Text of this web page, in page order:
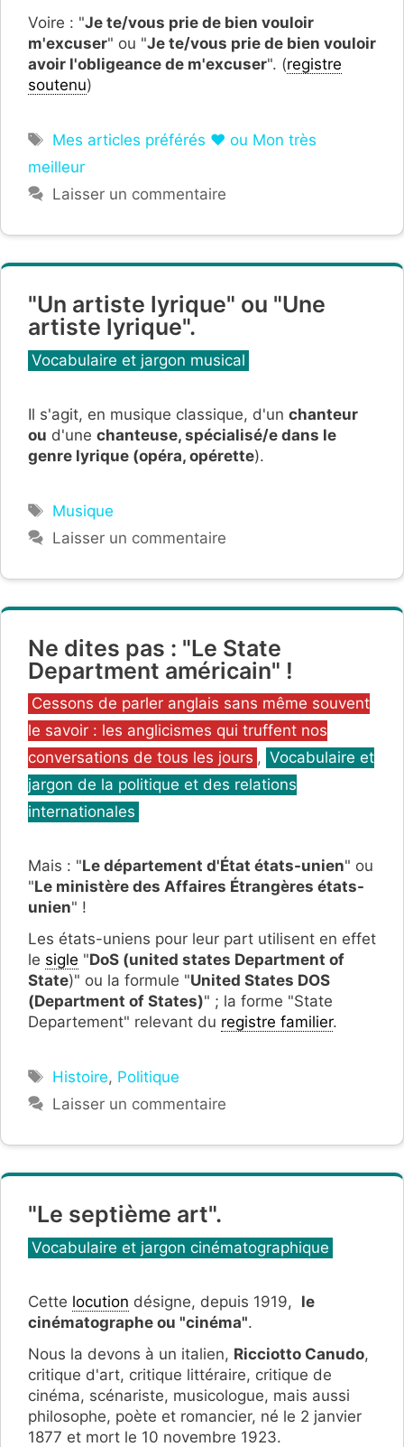
Voire : "Je te/vous prie de bien vouloir
m'excuser" ou "Je te/vous prie de bien vouloir
avoir l'obligeance de m'excuser". (registre
soutenu)
Étiquettes
Mes articles préférés ❤ ou Mon très
meilleur
Laisser un commentaire
"Un artiste lyrique" ou "Une
artiste lyrique".
Catégories
Vocabulaire et jargon musical
Il s'agit, en musique classique, d'un chanteur
ou d'une chanteuse, spécialisé/e dans le
genre lyrique (opéra, opérette).
Étiquettes
Musique
Laisser un commentaire
Ne dites pas : "Le State
Department américain" !
Catégories
Cessons de parler anglais sans même souvent
le savoir : les anglicismes qui truffent nos
conversations de tous les jours , Vocabulaire et
jargon de la politique et des relations
internationales
Mais : "Le département d'État états-unien" ou
"Le ministère des Affaires Étrangères états-
unien" !
Les états-uniens pour leur part utilisent en effet
le sigle "DoS (united states Department of
State)" ou la formule "United States DOS
(Department of States)" ; la forme "State
Departement" relevant du registre familier.
Étiquettes
Histoire, Politique
Laisser un commentaire
"Le septième art".
Catégories
Vocabulaire et jargon cinématographique
Cette locution désigne, depuis 1919, le
cinématographe ou "cinéma".
Nous la devons à un italien, Ricciotto Canudo,
critique d'art, critique littéraire, critique de
cinéma, scénariste, musicologue, mais aussi
philosophe, poète et romancier, né le 2 janvier
1877 et mort le 10 novembre 1923.